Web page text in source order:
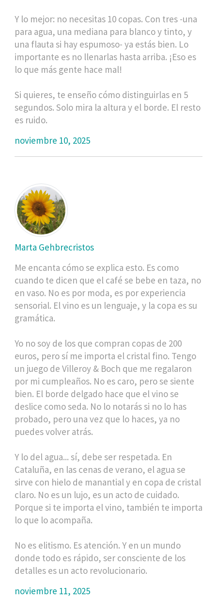
Y lo mejor: no necesitas 10 copas. Con tres -una
para agua, una mediana para blanco y tinto, y
una flauta si hay espumoso- ya estás bien. Lo
importante es no llenarlas hasta arriba. ¡Eso es
lo que más gente hace mal!
Si quieres, te enseño cómo distinguirlas en 5
segundos. Solo mira la altura y el borde. El resto
es ruido.
noviembre 10, 2025
Marta Gehbrecristos
Me encanta cómo se explica esto. Es como
cuando te dicen que el café se bebe en taza, no
en vaso. No es por moda, es por experiencia
sensorial. El vino es un lenguaje, y la copa es su
gramática.
Yo no soy de los que compran copas de 200
euros, pero sí me importa el cristal fino. Tengo
un juego de Villeroy & Boch que me regalaron
por mi cumpleaños. No es caro, pero se siente
bien. El borde delgado hace que el vino se
deslice como seda. No lo notarás si no lo has
probado, pero una vez que lo haces, ya no
puedes volver atrás.
Y lo del agua... sí, debe ser respetada. En
Cataluña, en las cenas de verano, el agua se
sirve con hielo de manantial y en copa de cristal
claro. No es un lujo, es un acto de cuidado.
Porque si te importa el vino, también te importa
lo que lo acompaña.
No es elitismo. Es atención. Y en un mundo
donde todo es rápido, ser consciente de los
detalles es un acto revolucionario.
noviembre 11, 2025